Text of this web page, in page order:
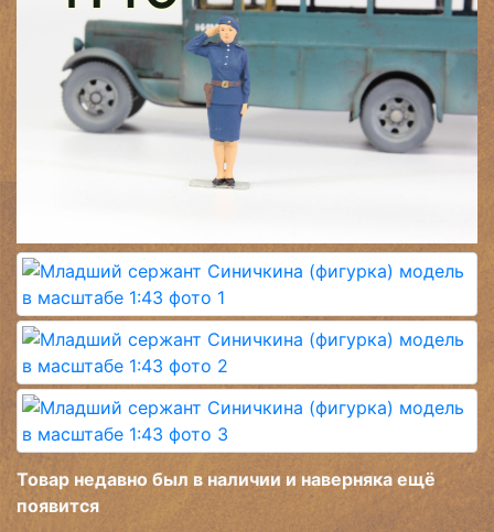
Товар недавно был в наличии и наверняка ещё
появится